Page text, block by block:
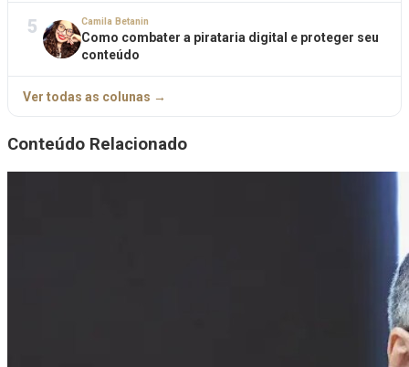
5 Camila Betanin
Como combater a pirataria digital e proteger seu
conteúdo
Ver todas as colunas →
Conteúdo Relacionado